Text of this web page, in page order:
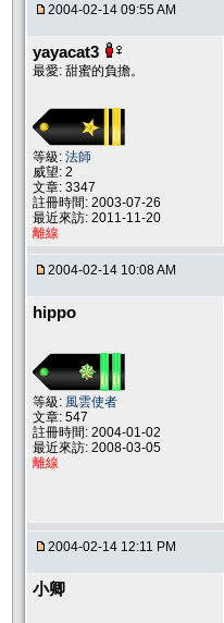
2004-02-14 09:55 AM
yayacat3
最愛: 甜蜜的負擔。
等級: 法師
威望: 2
文章: 3347
註冊時間: 2003-07-26
最近來訪: 2011-11-20
離線
2004-02-14 10:08 AM
hippo
等級: 風雲使者
文章: 547
註冊時間: 2004-01-02
最近來訪: 2008-03-05
離線
2004-02-14 12:11 PM
小卿